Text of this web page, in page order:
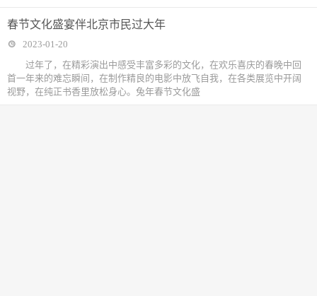
春节文化盛宴伴北京市民过大年
2023-01-20
过年了，在精彩演出中感受丰富多彩的文化，在欢乐喜庆的春晚中回
首一年来的难忘瞬间，在制作精良的电影中放飞自我，在各类展览中开阔
视野，在纯正书香里放松身心。兔年春节文化盛